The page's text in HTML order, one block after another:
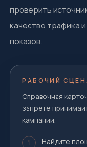
проверить
качество трафика
показов.
РАБОЧИЙ
Справочная
запрете
кампании.
1 Найдите